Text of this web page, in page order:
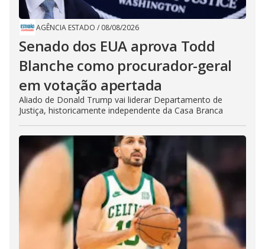
AGÊNCIA ESTADO / 08/08/2026
Senado dos EUA aprova Todd
Blanche como procurador-geral
em votação apertada
Aliado de Donald Trump vai liderar Departamento de
Justiça, historicamente independente da Casa Branca